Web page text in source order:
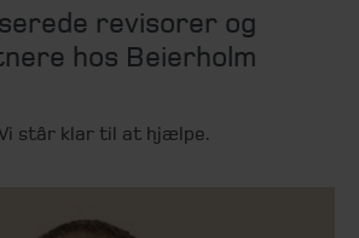
revisorer og
hos Beierholm
står klar til at hjælpe.